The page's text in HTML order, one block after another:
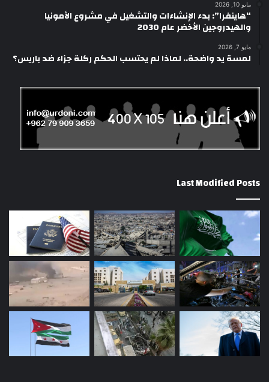
مايو 10, 2026
“هاينفرا”: بدء الإنشاءات والتشغيل في مشروع الأمونيا
والهيدروجين الأخضر عام 2030
مايو 7, 2026
لمسة يد واضحة.. لماذا لم يحتسب الحكم ركلة جزاء ضد باريس؟
Last Modified Posts